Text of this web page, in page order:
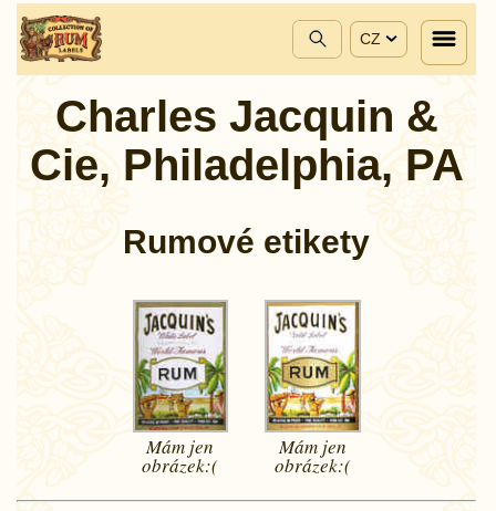
CZ
Charles Jacquin &
Cie, Philadelphia, PA
Rumové etikety
Mám jen
obrázek:(
Mám jen
obrázek:(